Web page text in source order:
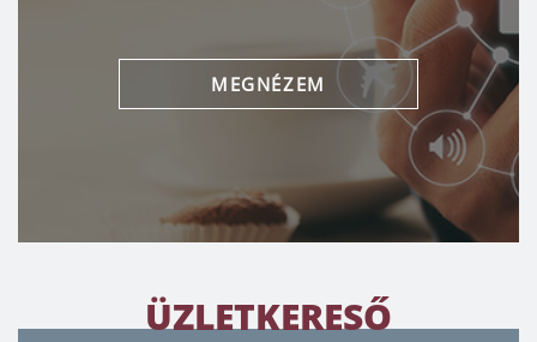
MEGNÉZEM
ÜZLETKERESŐ